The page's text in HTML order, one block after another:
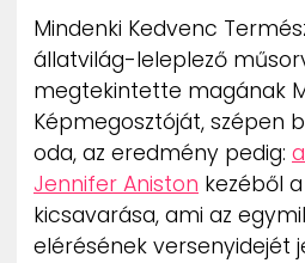
Mindenki Kedvenc
állatvilág-leleplező
megtekintette magának
Képmegosztóját, szépen
oda, az eredmény pedig:
Jennifer Aniston kezéből
kicsavarása, ami az
elérésének versenyidejét